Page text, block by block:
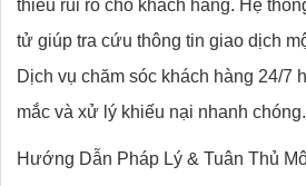
thiểu rủi ro cho khách hàng. Hệ
tử giúp tra cứu thông tin giao dịch
Dịch vụ chăm sóc khách hàng 24/7
mắc và xử lý khiếu nại nhanh chóng.
Hướng Dẫn Pháp Lý & Tuân Thủ